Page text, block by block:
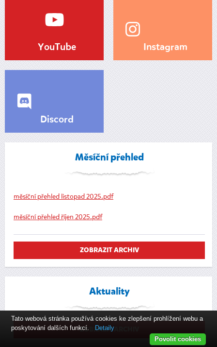
YouTube Instagram
Discord
Měsíční přehled
měsíční přehled listopad 2025.pdf
měsíční přehled říjen 2025.pdf
ZOBRAZIT ARCHIV
Aktuality
ZOBRAZIT ARCHIV
Tato webová stránka používá cookies ke zlepšení prohlížení webu a
poskytování dalších funkcí.
Detaily
Povolit cookies